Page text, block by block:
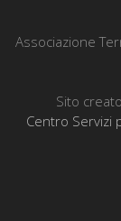
Associazione
Sito
Centro Servizi